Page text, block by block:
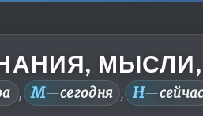
, М—сегодня , Н—сейчас